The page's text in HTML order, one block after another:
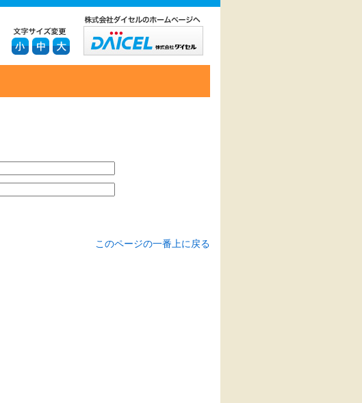
このページの一番上に戻る